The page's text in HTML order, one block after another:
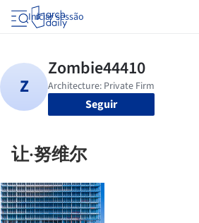
Iniciar sessão
Seguir
让·努维尔